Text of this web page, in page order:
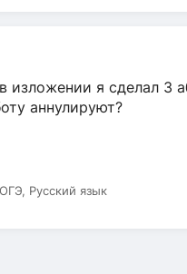
я сделал 3
аннулируют?
Русский язык